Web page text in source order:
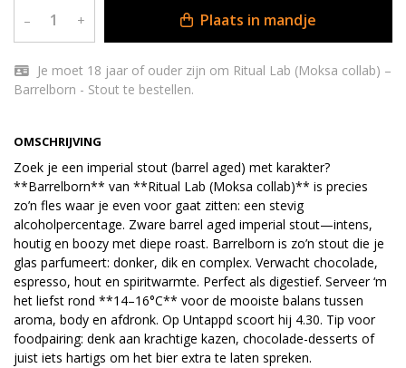
OMSCHRIJVING
Zoek je een imperial stout (barrel aged) met karakter?
**Barrelborn** van **Ritual Lab (Moksa collab)** is precies
zo’n fles waar je even voor gaat zitten: een stevig
alcoholpercentage. Zware barrel aged imperial stout—intens,
houtig en boozy met diepe roast. Barrelborn is zo’n stout die je
glas parfumeert: donker, dik en complex. Verwacht chocolade,
espresso, hout en spiritwarmte. Perfect als digestief. Serveer ‘m
het liefst rond **14–16°C** voor de mooiste balans tussen
aroma, body en afdronk. Op Untappd scoort hij 4.30. Tip voor
foodpairing: denk aan krachtige kazen, chocolade-desserts of
juist iets hartigs om het bier extra te laten spreken.
– + Plaats in mandje
Barrelborn - Stout te bestellen.